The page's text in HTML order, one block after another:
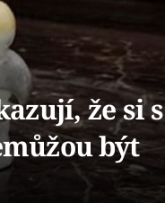
že si s
být